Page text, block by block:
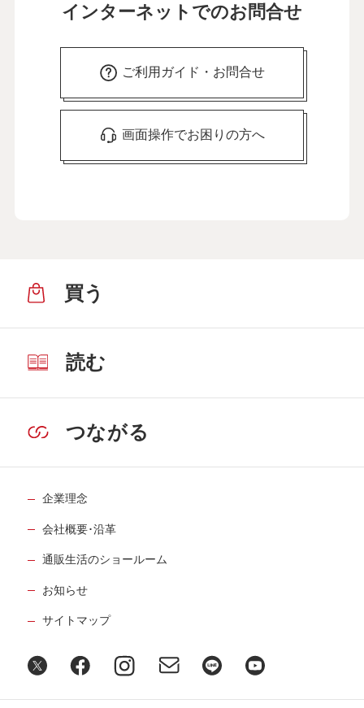
インターネットでのお問合せ
ご利用ガイド・お問合せ
画面操作でお困りの方へ
買う
読む
つながる
企業理念
会社概要･沿革
通販生活のショールーム
お知らせ
サイトマップ